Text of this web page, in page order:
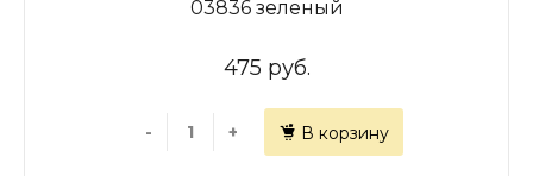
03836 зеленый
475 руб.
- + В корзину